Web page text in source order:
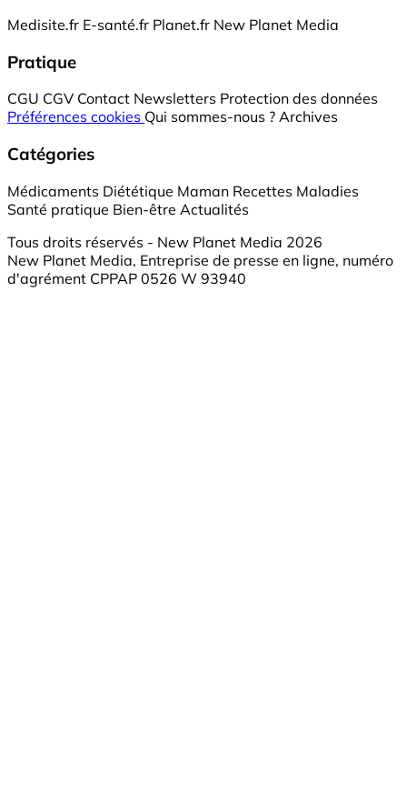
Medisite.fr E-santé.fr Planet.fr New Planet Media
Pratique
CGU CGV Contact Newsletters Protection des données
Préférences cookies Qui sommes-nous ? Archives
Catégories
Médicaments Diététique Maman Recettes Maladies
Santé pratique Bien-être Actualités
Tous droits réservés - New Planet Media 2026
New Planet Media, Entreprise de presse en ligne, numéro
d'agrément CPPAP 0526 W 93940